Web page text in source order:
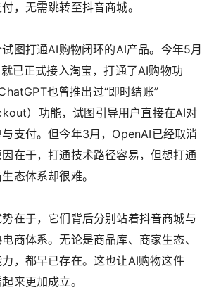
，无需跳转至抖音商城。
图打通AI购物闭环的AI产品。今年5月
已正式接入淘宝，打通了AI购物功
也曾推出过“即时结账”
）功能，试图引导用户直接在AI对
支付。但今年3月，OpenAI已经取消
在于，打通技术路径容易，但想打通
态体系却很难。
在于，它们背后分别站着抖音商城与
商体系。无论是商品库、商家生态、
，都早已存在。这也让AI购物这件
来更加成立。